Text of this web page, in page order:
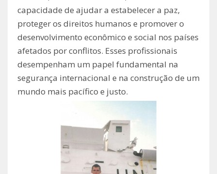
capacidade de ajudar a estabelecer a paz,
proteger os direitos humanos e promover o
desenvolvimento econômico e social nos países
afetados por conflitos. Esses profissionais
desempenham um papel fundamental na
segurança internacional e na construção de um
mundo mais pacífico e justo.